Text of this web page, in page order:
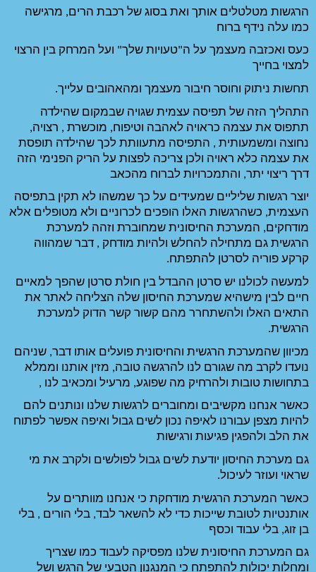
הרגשות מטלטלים אותך ואת בסוג של רכבת הרים, מרגישה
כעס ואכזבה מעצמך על ה"טעויות שלך" ועל המרחק בין הרצוי
ומהאהובים עלייך.
התהליך הזה של תפיסה עצמית שגויה שבמקום שהילדה
תתפוס את עצמה כראויה לאהבה וטיפוח, מוכשרת , רצויה,
נחוצה ומשמעותית , התפיסה מתעוותת לכך שהילדה תופסת
את עצמה כלא ראויה ולכן צריכה לפצות על הריק הפנימי הזה
לברוח מהכאב
יוצר רגשות שליליים שמעידים על כך שמשהו לא תקין בתפיסה
העצמית, כשהרגשות האלו הופכים לכרוניים ולא מטופלים אלא
מודחקים, המערכת החיסונית שמחוברת וזהה למערכת
הרגשית גם מתחילה להחלש ולהיות מודחק , דבר שמהווה
למעשה לכולנו יש סרטן ההבדל בין חולת סרטן שהפך למאיים
חיים לבין מישהיא שמערכת החיסון שלה הצליחה לאתר את
התאים האלו ולהשתחרר מהם קשור קשר הדוק למערכת
מכיוון שהמערכת הרגשית והחיסונית פועלים אותו דבר, שניהם
נועדו לקרב מה שגורם לנו להרגשה טובה, מזין אותנו וממלא
מרעיל ומכאיב לנו ,
כאשר אנחנו מקשיבים ומחוברים לרגשות שלנו ונותנים להם
להיות מצפן עבורנו לאיפה נכון לשים גבול ואיפה אפשר לפתוח
גם מערכת החיסון יודעת לשים גבול לפולשים ולקרב את מי
כאשר המערכת הרגשית מודחקת כי אנחנו מוותרים על
אותנטיות לטובת שייכות כדי לא להשאר לבד, בלי הורים , בלי
גם המערכת החיסונית שלנו מפסיקה לעבוד כמו שצריך